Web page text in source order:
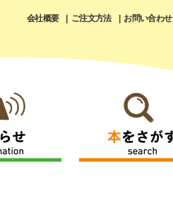
会社概要 ご注文方法 お問い合わせ